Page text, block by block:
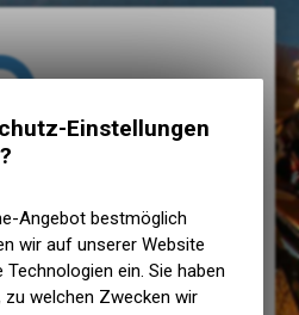
Shop AG
Einstellungen
Angebot bestmöglich
wir auf unserer Website
ein. Sie haben
zu welchen Zwecken wir